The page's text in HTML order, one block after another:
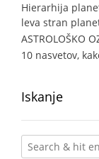
Hierarhija
leva stran
ASTROLOŠKO
10 nasvetov,
Iskanje